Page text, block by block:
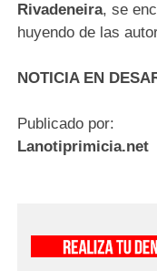
Rivadeneira, se
huyendo de las
NOTICIA EN
Publicado por:
Lanotiprimicia.net